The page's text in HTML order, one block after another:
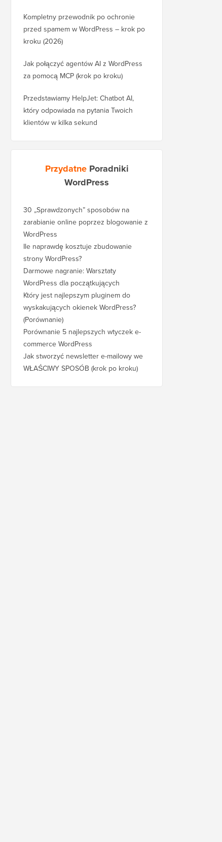
Kompletny przewodnik po ochronie
przed spamem w WordPress – krok po
kroku (2026)
Jak połączyć agentów AI z WordPress
za pomocą MCP (krok po kroku)
Przedstawiamy HelpJet: Chatbot AI,
który odpowiada na pytania Twoich
klientów w kilka sekund
Przydatne Poradniki
WordPress
30 „Sprawdzonych” sposobów na
zarabianie online poprzez blogowanie z
WordPress
Ile naprawdę kosztuje zbudowanie
strony WordPress?
Darmowe nagranie: Warsztaty
WordPress dla początkujących
Który jest najlepszym pluginem do
wyskakujących okienek WordPress?
(Porównanie)
Porównanie 5 najlepszych wtyczek e-
commerce WordPress
Jak stworzyć newsletter e-mailowy we
WŁAŚCIWY SPOSÓB (krok po kroku)